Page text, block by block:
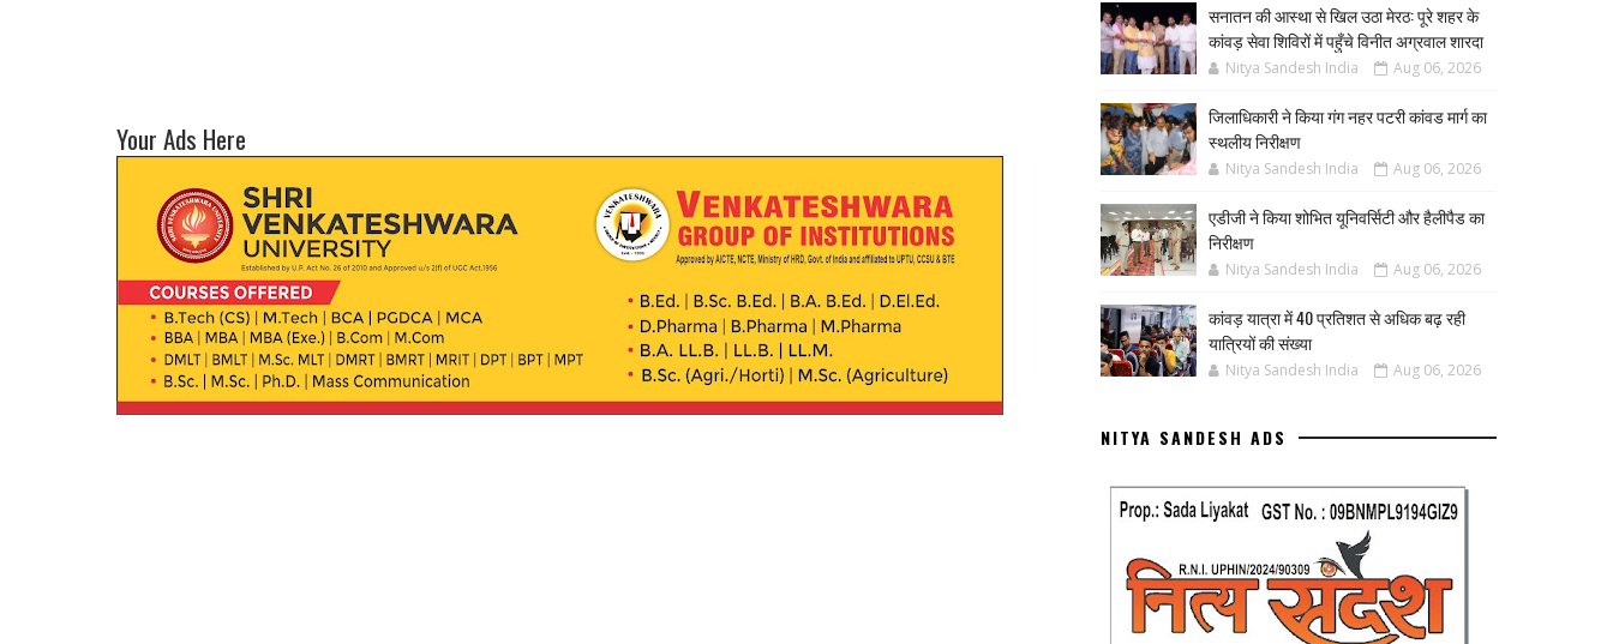
Your Ads Here
सनातन की आस्था से खिल उठा मेरठ: पूरे शहर के
कांवड़ सेवा शिविरों में पहुँचे विनीत अग्रवाल शारदा
Nitya Sandesh India Aug 06, 2026
जिलाधिकारी ने किया गंग नहर पटरी कांवड मार्ग का
स्थलीय निरीक्षण
Nitya Sandesh India Aug 06, 2026
एडीजी ने किया शोभित यूनिवर्सिटी और हैलीपैड का
निरीक्षण
Nitya Sandesh India Aug 06, 2026
कांवड़ यात्रा में 40 प्रतिशत से अधिक बढ़ रही
यात्रियों की संख्या
Nitya Sandesh India Aug 06, 2026
NITYA SANDESH ADS